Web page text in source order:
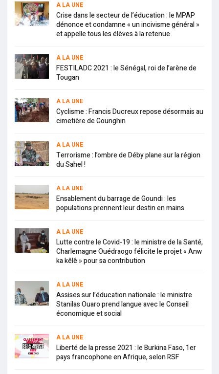
A LA UNE
Crise dans le secteur de l’éducation : le MPAP
dénonce et condamne « un incivisme général »
et appelle tous les élèves à la retenue
A LA UNE
FESTILADC 2021 : le Sénégal, roi de l’arène de
Tougan
A LA UNE
Cyclisme : Francis Ducreux repose désormais au
cimetière de Gounghin
A LA UNE
Terrorisme : l’ombre de Déby plane sur la région
du Sahel !
A LA UNE
Ensablement du barrage de Goundi : les
populations prennent leur destin en mains
A LA UNE
Lutte contre le Covid-19 : le ministre de la Santé,
Charlemagne Ouédraogo félicite le projet « Anw
ka kêlê » pour sa contribution
A LA UNE
Assises sur l’éducation nationale : le ministre
Stanilas Ouaro prend langue avec le Conseil
économique et social
A LA UNE
Liberté de la presse 2021 : le Burkina Faso, 1er
pays francophone en Afrique, selon RSF